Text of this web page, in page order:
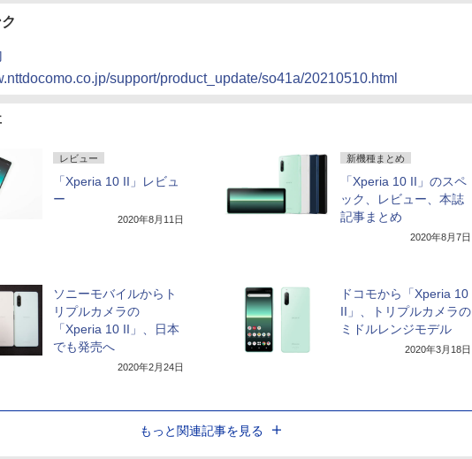
support/product_update/so41a/20210510.html
レビュー
「Xperia 10 II」レビュ
ー
2020年8月11日
新機種まとめ
「Xperia 10 II」のスペ
ック、レビュー、本誌
記事まとめ
2020年8月7日
ソニーモバイルからト
リプルカメラの
「Xperia 10 II」、日本
でも発売へ
2020年2月24日
ドコモから「Xperia 10
II」、トリプルカメラの
ミドルレンジモデル
2020年3月18日
もっと関連記事を見る